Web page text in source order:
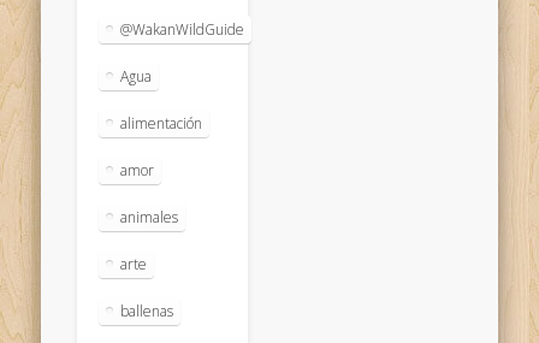
@WakanWildGuide
Agua
alimentación
amor
animales
arte
ballenas